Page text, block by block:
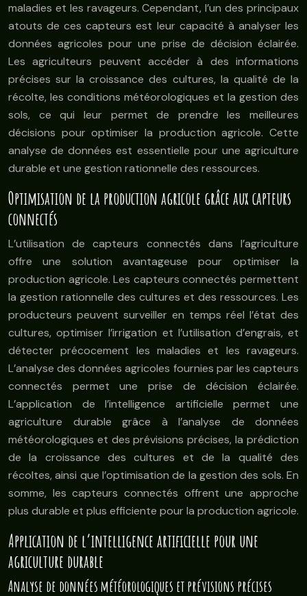
maladies et les ravageurs. Cependant, l’un des principaux
atouts de ces capteurs est leur capacité à analyser les
données agricoles pour une prise de décision éclairée.
Les agriculteurs peuvent accéder à des informations
précises sur la croissance des cultures, la qualité de la
récolte, les conditions météorologiques et la gestion des
sols, ce qui leur permet de prendre les meilleures
décisions pour optimiser la production agricole. Cette
analyse de données est essentielle pour une agriculture
durable et une gestion rationnelle des ressources.
Optimisation de la production agricole grâce aux capteurs
connectés
L’utilisation de capteurs connectés dans l’agriculture
offre une solution avantageuse pour optimiser la
production agricole. Les capteurs connectés permettent
la gestion rationnelle des cultures et des ressources. Les
producteurs peuvent surveiller en temps réel l’état des
cultures, optimiser l’irrigation et l’utilisation d’engrais, et
détecter précocement les maladies et les ravageurs.
L’analyse des données agricoles fournies par les capteurs
connectés permet une prise de décision éclairée.
L’application de l’intelligence artificielle permet une
agriculture durable grâce à l’analyse de données
météorologiques et des prévisions précises, la prédiction
de la croissance des cultures et de la qualité des
récoltes, ainsi que l’optimisation de la gestion des sols. En
somme, les capteurs connectés offrent une approche
plus durable et plus efficiente pour la production agricole.
Application de l’intelligence artificielle pour une
agriculture durable
Analyse de données météorologiques et prévisions précises